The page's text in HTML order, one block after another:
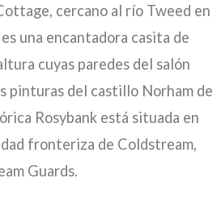
cercano al río Tweed en
una encantadora casita de
cuyas paredes del salón
pinturas del castillo Norham de
Rosybank está situada en
fronteriza de Coldstream,
Guards.